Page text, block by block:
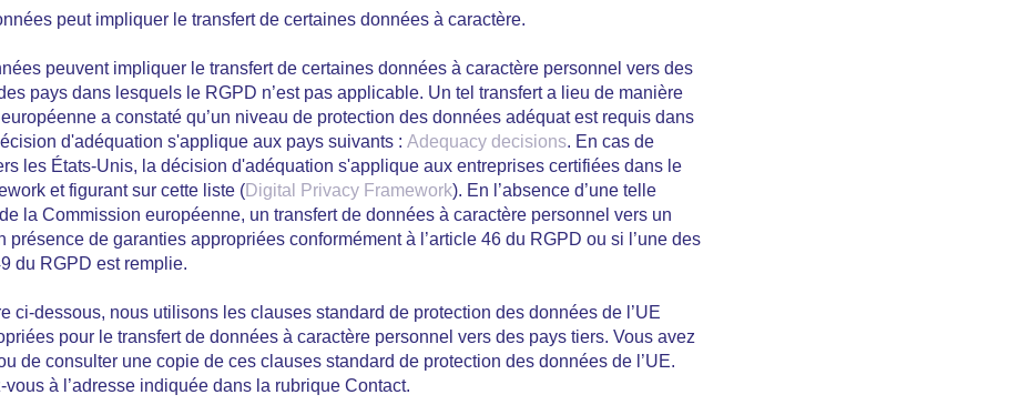
peut impliquer le transfert de certaines données à caractère.
peuvent impliquer le transfert de certaines données à caractère personnel vers des
pays dans lesquels le RGPD n’est pas applicable. Un tel transfert a lieu de manière
a constaté qu’un niveau de protection des données adéquat est requis dans
d'adéquation s'applique aux pays suivants : Adequacy decisions. En cas de
les États-Unis, la décision d'adéquation s'applique aux entreprises certifiées dans le
et figurant sur cette liste (Digital Privacy Framework). En l’absence d’une telle
la Commission européenne, un transfert de données à caractère personnel vers un
présence de garanties appropriées conformément à l’article 46 du RGPD ou si l’une des
du RGPD est remplie.
ci-dessous, nous utilisons les clauses standard de protection des données de l’UE
pour le transfert de données à caractère personnel vers des pays tiers. Vous avez
de consulter une copie de ces clauses standard de protection des données de l’UE.
vous à l’adresse indiquée dans la rubrique Contact.